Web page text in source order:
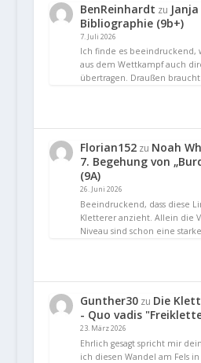
BenReinhardt zu
Bibliographie (9b+)
7. Juli 2026
Ich finde es beeindruckend,
aus dem Wettkampf auch
übertragen. Draußen
Florian152zu Noah
7. Begehung von
(9A)
26. Juni 2026
Beeindruckend, dass diese
Kletterer anzieht. Allein die
Niveau sind schon eine
Gunther30zu Die
- Quo vadis
23. März 2026
Ehrlich gesagt spricht mir
ich diesen Wandel am Fels